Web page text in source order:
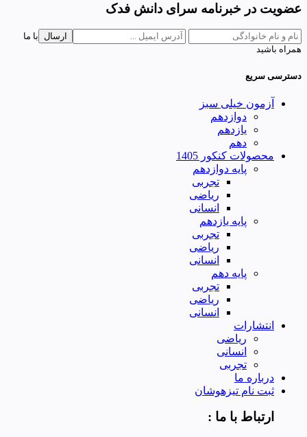
عضویت در خبرنامه سرای دانش فدک
ارسال
با ما
همراه باشید
دسترسی سریع
آزمون خیلی سبز
دوازدهم
یازدهم
دهم
محصولات کنکور 1405
پایه دوازدهم
تجربی
ریاضی
انسانی
پایه یازدهم
تجربی
ریاضی
انسانی
پایه دهم
تجربی
ریاضی
انسانی
انتشارات
ریاضی
انسانی
تجربی
درباره ما
ثبت نام تیزهوشان
ارتباط با ما :